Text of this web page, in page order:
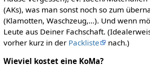
(AKs), was man sonst noch so zum
(Klamotten, Waschzeug,...). Und wenn
Leute aus Deiner Fachschaft.
vorher kurz in der Packliste
nach.)
Wieviel kostet eine KoMa?